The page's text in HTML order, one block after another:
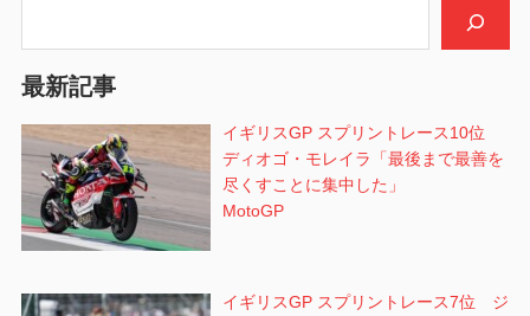
ン
最新記事
イギリスGP スプリントレース10位
ディオゴ・モレイラ「最後まで最善を
尽くすことに集中した」
MotoGP
イギリスGP スプリントレース7位 ジ